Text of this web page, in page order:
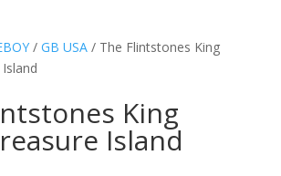
/ GB USA/ The Flintstones King
King
Island